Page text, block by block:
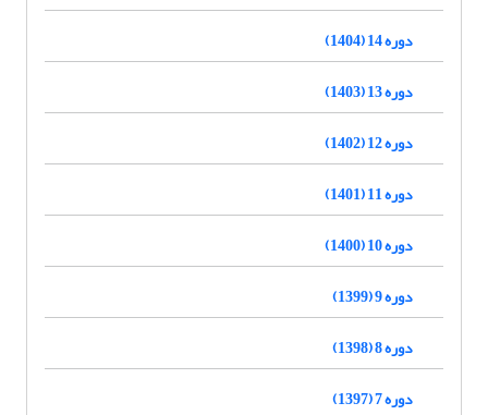
دوره 14 (1404)
دوره 13 (1403)
دوره 12 (1402)
دوره 11 (1401)
دوره 10 (1400)
دوره 9 (1399)
دوره 8 (1398)
دوره 7 (1397)